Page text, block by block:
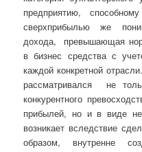
предприятию,
сверхприбылью же
дохода, превышающая
в бизнес средства с
каждой конкретной
рассматривался не
конкурентного
прибылей, но и в виде
возникает вследствие
образом, внутренне